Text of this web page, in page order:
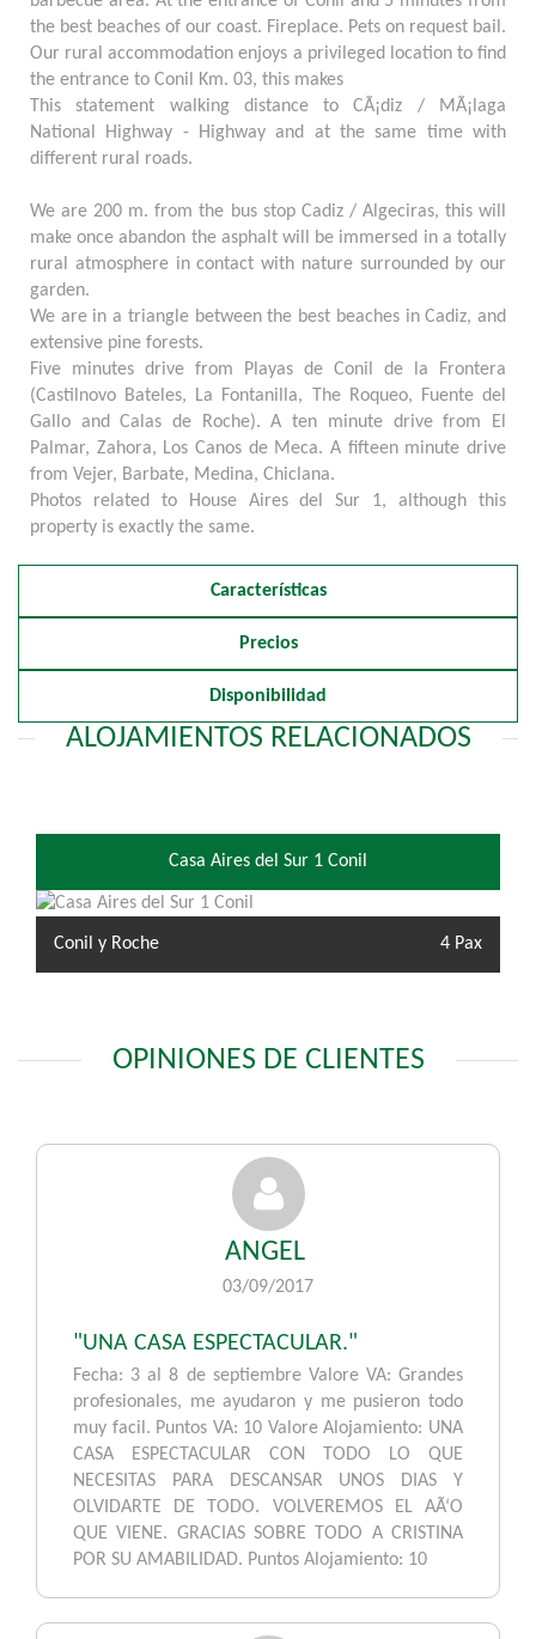
the best beaches of our coast. Fireplace. Pets on request bail.
Our rural accommodation enjoys a privileged location to find
the entrance to Conil Km. 03, this makes
This statement walking distance to CÃ¡diz / MÃ¡laga
National Highway - Highway and at the same time with
different rural roads.
We are 200 m. from the bus stop Cadiz / Algeciras, this will
make once abandon the asphalt will be immersed in a totally
rural atmosphere in contact with nature surrounded by our
garden.
We are in a triangle between the best beaches in Cadiz, and
extensive pine forests.
Five minutes drive from Playas de Conil de la Frontera
(Castilnovo Bateles, La Fontanilla, The Roqueo, Fuente del
Gallo and Calas de Roche). A ten minute drive from El
Palmar, Zahora, Los Canos de Meca. A fifteen minute drive
from Vejer, Barbate, Medina, Chiclana.
Photos related to House Aires del Sur 1, although this
property is exactly the same.
Características
Precios
Disponibilidad
ALOJAMIENTOS RELACIONADOS
Casa Aires del Sur 1 Conil
Conil y Roche 4 Pax
OPINIONES DE CLIENTES
ANGEL
03/09/2017
"UNA CASA ESPECTACULAR."
Fecha: 3 al 8 de septiembre Valore VA: Grandes
profesionales, me ayudaron y me pusieron todo
muy facil. Puntos VA: 10 Valore Alojamiento: UNA
CASA ESPECTACULAR CON TODO LO QUE
NECESITAS PARA DESCANSAR UNOS DIAS Y
OLVIDARTE DE TODO. VOLVEREMOS EL AÃ‘O
QUE VIENE. GRACIAS SOBRE TODO A CRISTINA
POR SU AMABILIDAD. Puntos Alojamiento: 10